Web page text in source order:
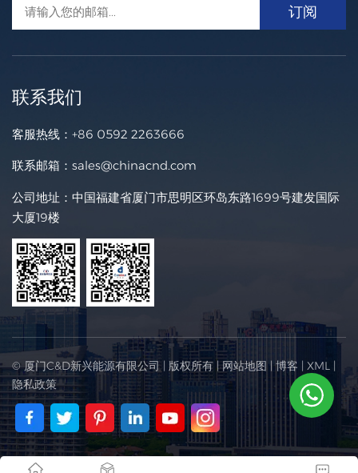
联系我们
客服热线： +86 0592 2263666
联系邮箱： sales@chinacnd.com
公司地址：中国福建省厦门市思明区环岛东路1699号建发国际
大厦19楼
© 厦门C&D新兴能源有限公司 | 版权所有 |网站地图 | 博客 | XML |
隐私政策